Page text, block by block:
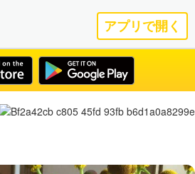
アプリで開く